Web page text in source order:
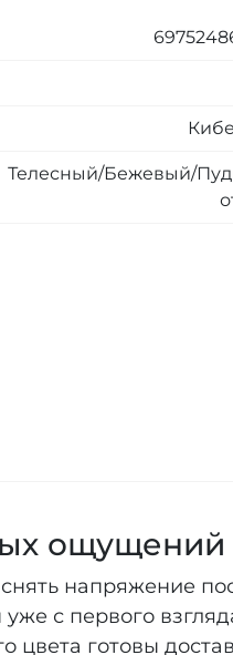
Телесный/Бежевый/
ощущений
напряжение
с первого
готовы